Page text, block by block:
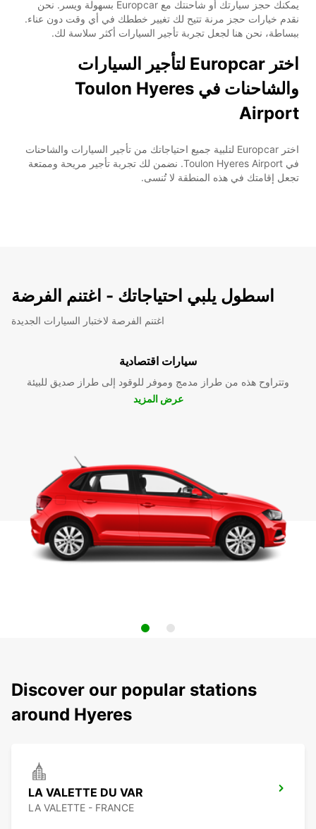
يمكنك حجز سيارتك أو شاحنتك مع Europcar بسهولة ويسر. نحن
نقدم خيارات حجز مرنة تتيح لك تغيير خططك في أي وقت دون عناء.
ببساطة، نحن هنا لجعل تجربة تأجير السيارات أكثر سلاسة لك.
اختر Europcar لتأجير السيارات
والشاحنات في Toulon Hyeres
Airport
اختر Europcar لتلبية جميع احتياجاتك من تأجير السيارات والشاحنات
في Toulon Hyeres Airport. نضمن لك تجربة تأجير مريحة وممتعة
تجعل إقامتك في هذه المنطقة لا تُنسى.
اسطول يلبي احتياجاتك - اغتنم الفرضة
اغتنم الفرصة لاختبار السيارات الجديدة
سيارات اقتصادية
وتتراوح هذه من طراز مدمج وموفر للوقود إلى طراز صديق للبيئة
عرض المزيد
Discover our popular stations
around Hyeres
LA VALETTE DU VAR
LA VALETTE - FRANCE